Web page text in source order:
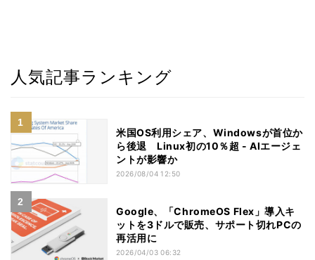
人気記事ランキング
米国OS利用シェア、Windowsが首位か
ら後退 Linux初の10％超 - AIエージェ
ントが影響か
2026/08/04 12:50
Google、「ChromeOS Flex」導入キ
ットを3ドルで販売、サポート切れPCの
再活用に
2026/04/03 06:32